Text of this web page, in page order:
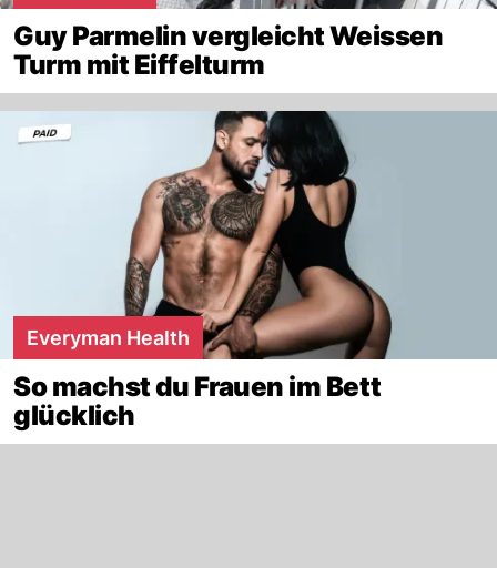
Guy Parmelin vergleicht Weissen
Turm mit Eiffelturm
Everyman Health
So machst du Frauen im Bett
glücklich